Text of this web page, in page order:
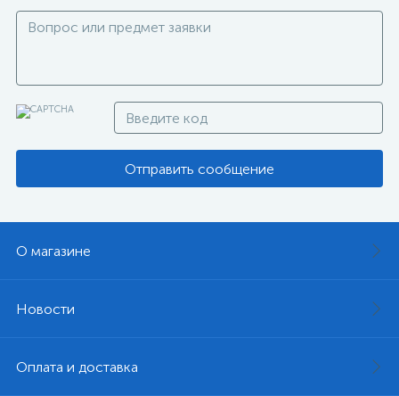
Отправить сообщение
О магазине
Новости
Оплата и доставка